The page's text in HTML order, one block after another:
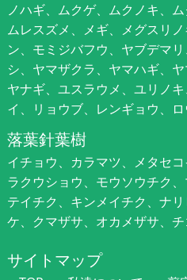
ノハギ、ムクゲ、ムクノキ、
ムレスズメ、メギ、メグスリ
ン、モミジバフウ、ヤブデマ
シ、ヤマザクラ、ヤマハギ、
ヤナギ、ユスラウメ、ユリノ
イ、リョウブ、レンギョウ、ロ
落葉針葉樹
イチョウ、カラマツ、メタセコ
ラクウショウ、モウソウチク
テイチク、キンメイチク、ナ
ケ、クマザサ、オカメザサ、
サイトマップ